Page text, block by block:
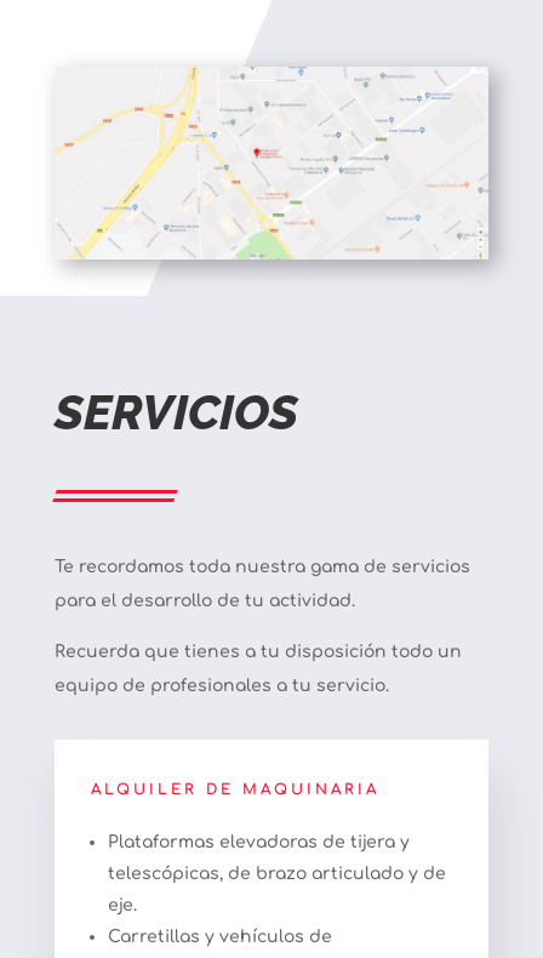
SERVICIOS
Te recordamos toda nuestra gama de servicios
para el desarrollo de tu actividad.
Recuerda que tienes a tu disposición todo un
equipo de profesionales a tu servicio.
ALQUILER DE MAQUINARIA
Plataformas elevadoras de tijera y
telescópicas, de brazo articulado y de
eje.
Carretillas y vehículos de